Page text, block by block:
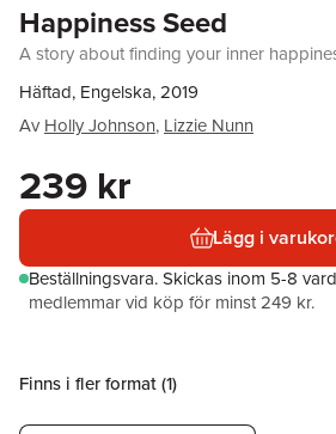
Happiness Seed
A story about finding your inner
Häftad, Engelska, 2019
Av Holly Johnson, Lizzie Nunn
239 kr
Lägg i
Beställningsvara.Skickas inom 5-8
medlemmar vid köp för minst 249 kr.
Finns i fler format (1)